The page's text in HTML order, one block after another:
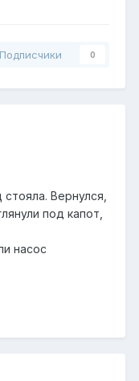
Подписчики 0
Вернулся,
под капот,
насос